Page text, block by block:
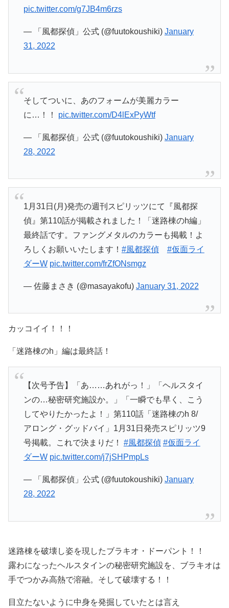
pic.twitter.com/g7JB4m6rzs
— 「風都探偵」公式 (@fuutokoushiki) January
31, 2022
そしてついに、あのフォームが美麗カラー
に…！！ pic.twitter.com/D4lExPyWtf
— 「風都探偵」公式 (@fuutokoushiki) January
28, 2022
1月31日(月)発売の週刊スピリッツにて『風都探
偵』第110話が掲載されました！「迷路棟のh編」
最終話です。ファングメタルのカラーも掲載！よ
ろしくお願いいたします！ #風都探偵
#仮面ライ
ダーW pic.twitter.com/frZfONsmgz
— 佐藤まさき (@masayakofu) January 31, 2022
カッコイイ！！！
「迷路棟のh」編は最終話！
【次号予告】「あ……あれがっ！」「ヘルスタイ
ンの…秘密研究施設か。」「一瞬でも早く、こう
してやりたかったよ！」第110話「迷路棟のh 8/
アロング・グッドバイ」1月31日発売スピリッツ9
号掲載。これで決まりだ！ #風都探偵 #仮面ライ
ダーW pic.twitter.com/j7jSHPmpLs
— 「風都探偵」公式 (@fuutokoushiki) January
28, 2022
迷路棟を破壊し姿を現したブラキオ・ドーパント！！
露わになったヘルスタインの秘密研究施設を、ブラキオは
手でつかみ高熱で溶融。そして破壊する！！
目立たないように中身を発掘していたとは言え